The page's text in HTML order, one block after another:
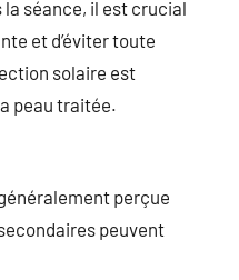
séance, il est crucial
et d’éviter toute
solaire est
peau traitée.
perçue
peuvent